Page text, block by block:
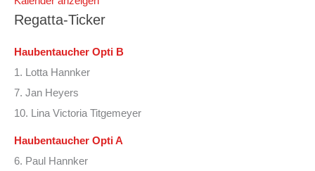
Regatta-Ticker
Haubentaucher Opti B
1. Lotta Hannker
7. Jan Heyers
10. Lina Victoria Titgemeyer
Haubentaucher Opti A
6. Paul Hannker